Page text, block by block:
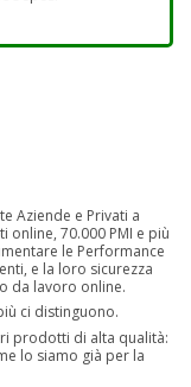
Aziende e Privati a
online, 70.000 PMI e più
le Performance
e la loro sicurezza
da lavoro online.
ci distinguono.
prodotti di alta qualità:
lo siamo già per la